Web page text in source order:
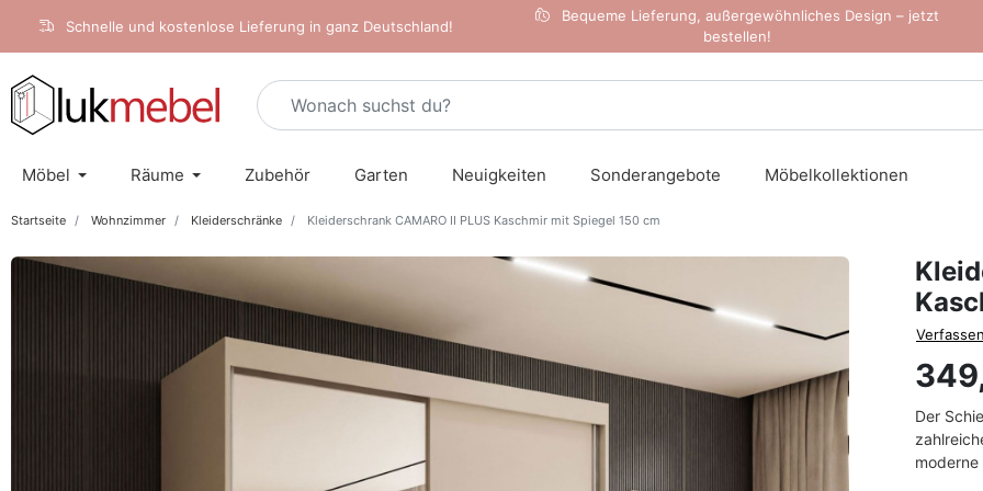
Schnelle und kostenlose Lieferung in ganz Deutschland!
Bequeme Lieferung, außergewöhnliches Design – jetzt
bestellen!
Möbel Räume Zubehör Garten Neuigkeiten Sonderangebote Möbelkollektionen
Startseite Wohnzimmer Kleiderschränke Kleiderschrank CAMARO II PLUS Kaschmir mit Spiegel 150 cm
Der
moderne